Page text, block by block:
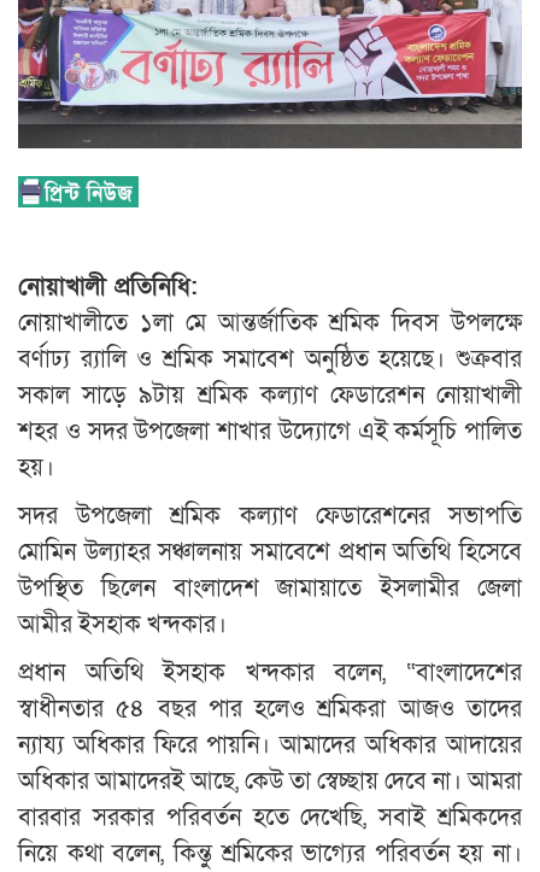
নোয়াখালী প্রতিনিধি:
নোয়াখালীতে ১লা মে আন্তর্জাতিক শ্রমিক দিবস উপলক্ষে
বর্ণাঢ্য র‍্যালি ও শ্রমিক সমাবেশ অনুষ্ঠিত হয়েছে। শুক্রবার
সকাল সাড়ে ৯টায় শ্রমিক কল্যাণ ফেডারেশন নোয়াখালী
শহর ও সদর উপজেলা শাখার উদ্যোগে এই কর্মসূচি পালিত
হয়।
সদর উপজেলা শ্রমিক কল্যাণ ফেডারেশনের সভাপতি
মোমিন উল্যাহর সঞ্চালনায় সমাবেশে প্রধান অতিথি হিসেবে
উপস্থিত ছিলেন বাংলাদেশ জামায়াতে ইসলামীর জেলা
আমীর ইসহাক খন্দকার।
প্রধান অতিথি ইসহাক খন্দকার বলেন, “বাংলাদেশের
স্বাধীনতার ৫৪ বছর পার হলেও শ্রমিকরা আজও তাদের
ন্যায্য অধিকার ফিরে পায়নি। আমাদের অধিকার আদায়ের
অধিকার আমাদেরই আছে, কেউ তা স্বেচ্ছায় দেবে না। আমরা
বারবার সরকার পরিবর্তন হতে দেখেছি, সবাই শ্রমিকদের
নিয়ে কথা বলেন, কিন্তু শ্রমিকের ভাগ্যের পরিবর্তন হয় না।